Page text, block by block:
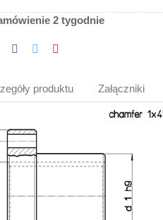
2 tygodnie
produktu Załączniki